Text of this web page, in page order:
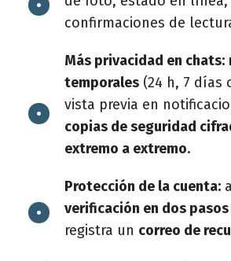
confirmaciones de
Más privacidad en chats:
temporales (24 h, 7 días
vista previa en
copias de seguridad
extremo a extremo.
Protección de la cuenta:
verificación en dos pasos
registra un correo de